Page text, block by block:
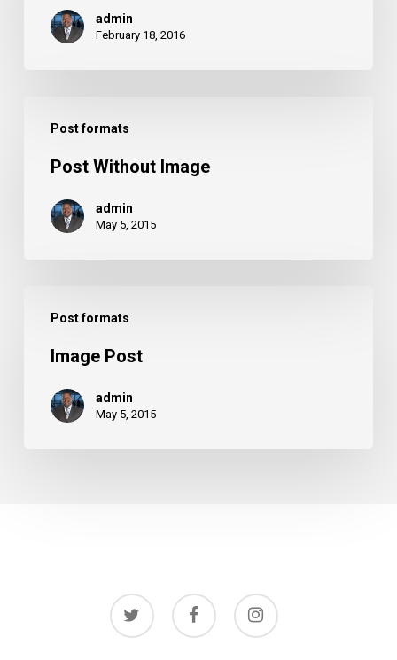
admin
February 18, 2016
Post formats
Without
ImagePost Without Image
admin
May 5, 2015
Post formats
Post
Image Post
admin
May 5, 2015
twitter facebook instagram